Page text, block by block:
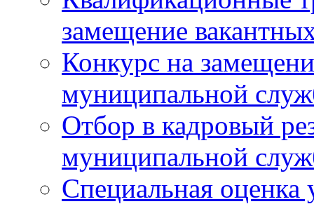
замещение
Конкурс на
муниципальной
Отбор в кадровый
муниципальной
Специальная оценка